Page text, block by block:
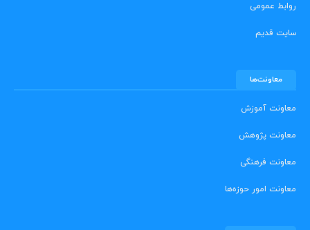
روابط عمومی
سایت قدیم
معاونت‌ها
معاونت آموزش
معاونت پژوهش
معاونت فرهنگی
معاونت امور حوزه‌ها